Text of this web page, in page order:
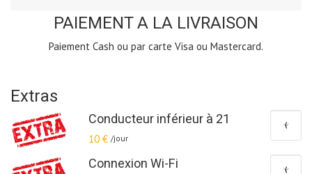
PAIEMENT A LA LIVRAISON
Paiement Cash ou par carte Visa ou Mastercard.
Extras
Conducteur inférieur à 21
10 € /jour
Connexion Wi-Fi